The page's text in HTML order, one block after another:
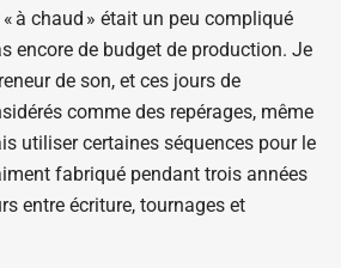
à chaud » était un peu compliqué
encore de budget de production. Je
de son, et ces jours de
comme des repérages, même
utiliser certaines séquences pour le
fabriqué pendant trois années
entre écriture, tournages et